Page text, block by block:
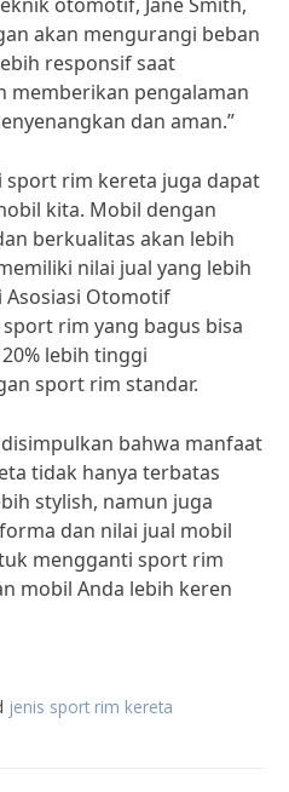
akan mengurangi beban
responsif saat
memberikan pengalaman
dan aman.”
sport rim kereta juga dapat
kita. Mobil dengan
berkualitas akan lebih
nilai jual yang lebih
Otomotif
rim yang bagus bisa
lebih tinggi
sport rim standar.
bahwa manfaat
tidak hanya terbatas
stylish, namun juga
dan nilai jual mobil
mengganti sport rim
mobil Anda lebih keren
jenis sport rim kereta